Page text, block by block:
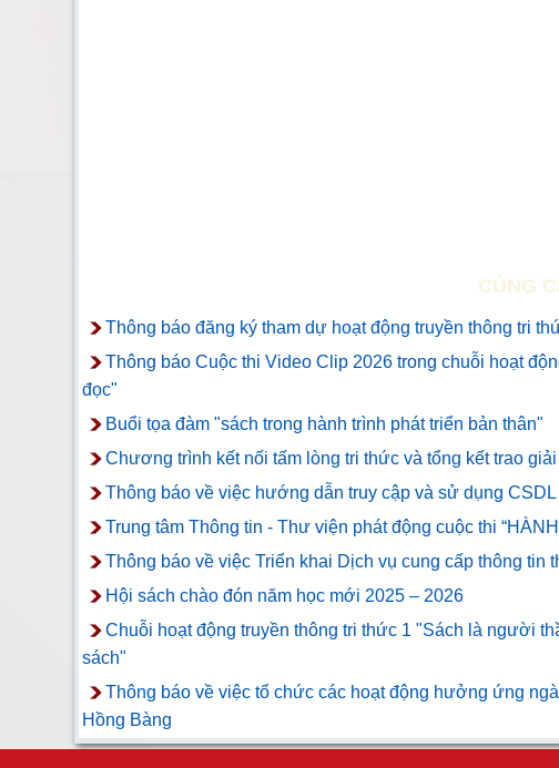
CÙNG
Thông báo đăng ký tham dự hoạt động truyền thông tri
Thông báo Cuộc thi Video Clip 2026 trong chuỗi hoạt
đọc"
Buổi tọa đàm "sách trong hành trình phát triển bản thân"
Chương trình kết nối tấm lòng tri thức và tổng kết trao
Thông báo về việc hướng dẫn truy cập và sử dụng CSDL
Trung tâm Thông tin - Thư viện phát động cuộc thi
Thông báo về việc Triển khai Dịch vụ cung cấp thông tin
Hội sách chào đón năm học mới 2025 – 2026
Chuỗi hoạt động truyền thông tri thức 1 "Sách là người
sách"
Thông báo về việc tổ chức các hoạt động hưởng ứng
Hồng Bàng